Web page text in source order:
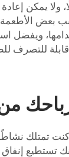
ولا يمكن
بسبب بعض
للتصرف
تمتلك
تستطيع